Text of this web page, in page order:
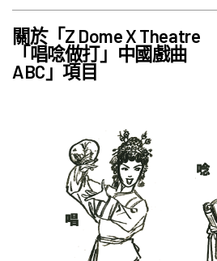
關於「Z Dome X Theatre
「唱唸做打」中國戲曲
ABC」項目